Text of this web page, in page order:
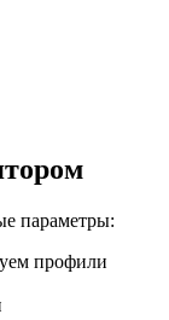
параметры:
профили